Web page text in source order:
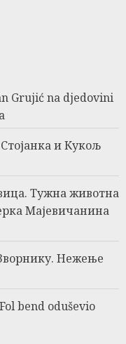
Grujić na djedovini
и Кукољ
Тужна животна
Мајевичанина
Нежење
bend oduševio